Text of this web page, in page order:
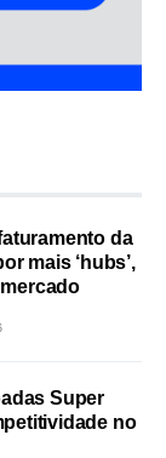
da
mais ‘hubs’,
Super
no